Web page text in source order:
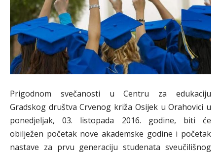
Prigodnom svečanosti u Centru za edukaciju
Gradskog društva Crvenog križa Osijek u Orahovici u
ponedjeljak, 03. listopada 2016. godine, biti će
obilježen početak nove akademske godine i početak
nastave za prvu generaciju studenata sveučilišnog